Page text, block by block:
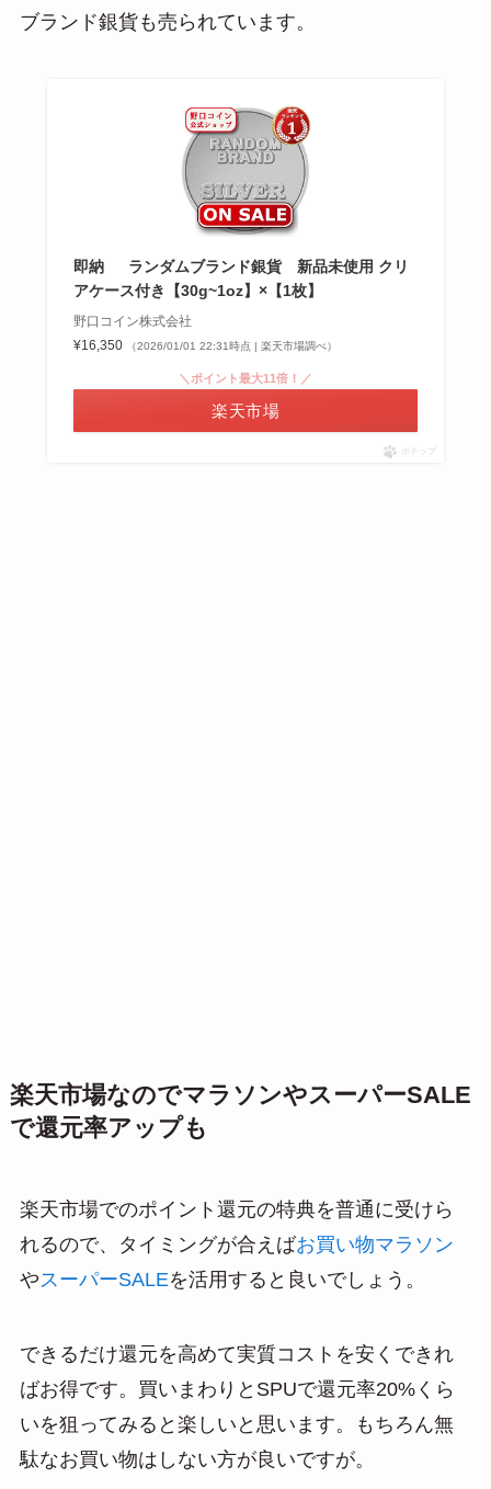
ブランド銀貨も売られています。
即納 ランダムブランド銀貨 新品未使用 クリ
アケース付き【30g~1oz】×【1枚】
野口コイン株式会社
¥16,350
（2026/01/01 22:31時点 | 楽天市場調べ）
＼ポイント最大11倍！／
楽天市場
ポチップ
楽天市場なのでマラソンやスーパーSALE
で還元率アップも
楽天市場でのポイント還元の特典を普通に受けら
れるので、タイミングが合えばお買い物マラソン
やスーパーSALEを活用すると良いでしょう。
できるだけ還元を高めて実質コストを安くできれ
ばお得です。買いまわりとSPUで還元率20%くら
いを狙ってみると楽しいと思います。もちろん無
駄なお買い物はしない方が良いですが。